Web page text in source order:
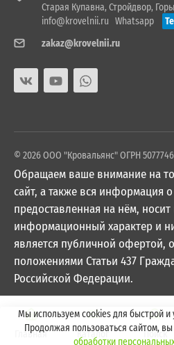
Старая Купавна, Стройдвор,
info@krovelnii.ru Whatsapp
zakaz@krovelnii.ru
© 2026 ООО "Кровальянс" ОГРН
Обращаем ваше внимание на
сайт, а также вся информация
предоставленная на нём,
информационный характер и
является публичной офертой,
положениями Статьи 437
Российской Федерации.
Мы используем cookies для быстрой и
Продолжая пользоваться сайтом,
обработки
Главная Каталог Поиск